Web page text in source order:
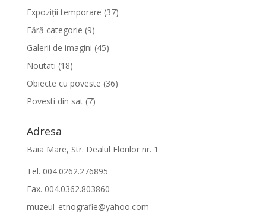
Expoziții temporare (37)
Fără categorie (9)
Galerii de imagini (45)
Noutati (18)
Obiecte cu poveste (36)
Povesti din sat(7)
Adresa
Baia Mare, Str. Dealul Florilor nr. 1
Tel. 004.0262.276895
Fax. 004.0362.803860
muzeul_etnografie@yahoo.com